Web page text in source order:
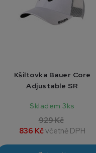
Kšiltovka Bauer Core
Adjustable SR
Skladem 3ks
929 Kč
836 Kčvčetně DPH